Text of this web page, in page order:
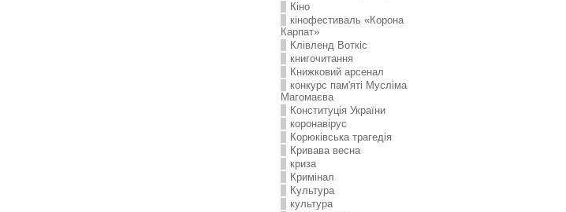
Кіно
кінофестиваль «Корона
Карпат»
Клівленд Воткіс
книгочитання
Книжковий арсенал
конкурс пам'яті Мусліма
Магомаєва
Конституція України
коронавірус
Корюківська трагедія
Кривава весна
криза
Кримінал
Культура
культура